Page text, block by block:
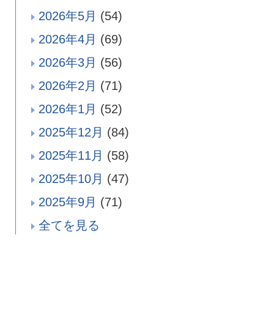
2026年5月 (54)
2026年4月 (69)
2026年3月 (56)
2026年2月 (71)
2026年1月 (52)
2025年12月 (84)
2025年11月 (58)
2025年10月 (47)
2025年9月 (71)
全てを見る